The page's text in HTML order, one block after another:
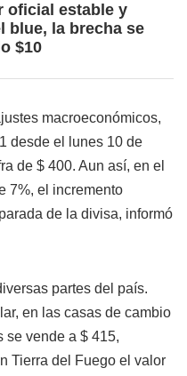
oficial estable y
blue, la brecha se
$10
macroeconómicos,
desde el lunes 10 de
de $ 400. Aun así, en el
7%, el incremento
de la divisa, informó
partes del país.
en las casas de cambio
se vende a $ 415,
Tierra del Fuego el valor